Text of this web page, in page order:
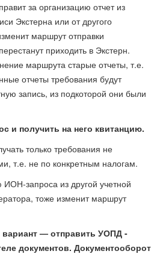
за организацию отчет из
Экстерна или от другого
маршрут отправки
приходить в Экстерн.
маршрута старые отчеты, т.е.
отчеты требования будут
запись, из подкоторой они были
и получить на него квитанцию.
только требования не
т.е. не по конкретным налогам.
запроса из другой учетной
тоже изменит маршрут
— отправить УОПД -
документов. Документооборот